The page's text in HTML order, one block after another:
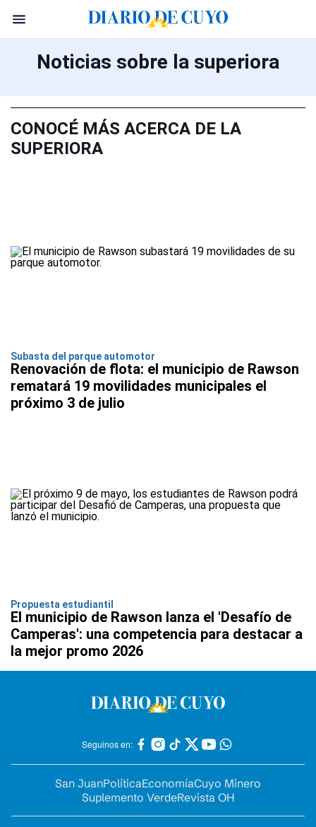
Noticias sobre la superiora
CONOCÉ MÁS ACERCA DE LA
SUPERIORA
Subasta del parque automotor
Renovación de flota: el municipio de Rawson
rematará 19 movilidades municipales el
próximo 3 de julio
Propuesta estudiantil
El municipio de Rawson lanza el 'Desafío de
Camperas': una competencia para destacar a
la mejor promo 2026
Seguinos en:
San JuanPolíticaEconomíaCuyo Minero
Suplemento VerdeRevista OH